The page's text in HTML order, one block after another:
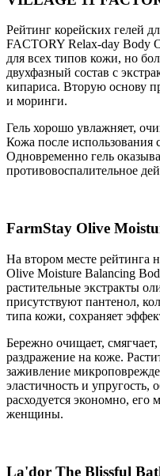
Рейтинг корейских гелей
FACTORY Relax-day Body
для всех типов кожи, но
двухфазный состав с
кипариса. Вторую основу
и моринги.
Гель хорошо увлажняет,
Кожа после использования
Одновременно гель
противовоспалительное
FarmStay Olive
На втором месте рейтинга
Olive Moisture Balancing
растительные экстракты
присутствуют пантенол,
типа кожи, сохраняет
Бережно очищает,
раздражение на коже.
заживление
эластичность и упругость,
расходуется экономно,
женщины.
La'dor The Blissful